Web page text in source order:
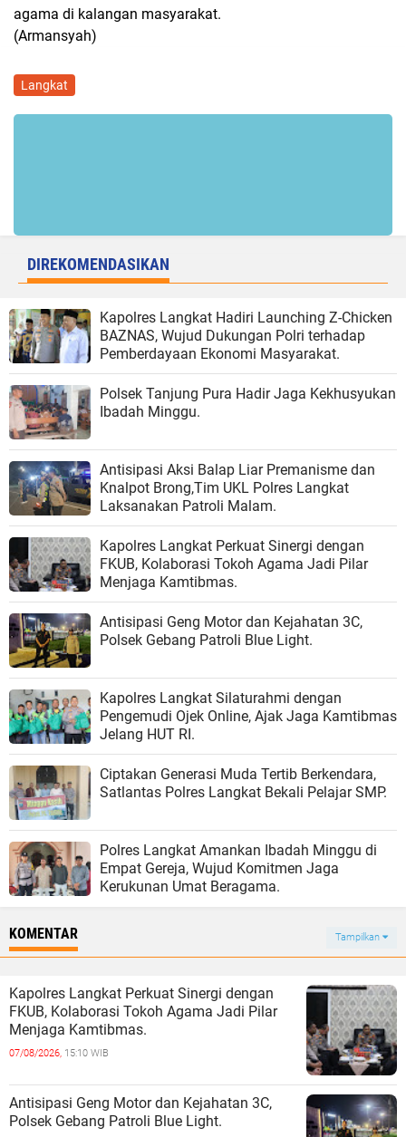
agama di kalangan masyarakat.
(Armansyah)
Langkat
DIREKOMENDASIKAN
Kapolres Langkat Hadiri Launching Z-Chicken
BAZNAS, Wujud Dukungan Polri terhadap
Pemberdayaan Ekonomi Masyarakat.
Polsek Tanjung Pura Hadir Jaga Kekhusyukan
Ibadah Minggu.
Antisipasi Aksi Balap Liar Premanisme dan
Knalpot Brong,Tim UKL Polres Langkat
Laksanakan Patroli Malam.
Kapolres Langkat Perkuat Sinergi dengan
FKUB, Kolaborasi Tokoh Agama Jadi Pilar
Menjaga Kamtibmas.
Antisipasi Geng Motor dan Kejahatan 3C,
Polsek Gebang Patroli Blue Light.
Kapolres Langkat Silaturahmi dengan
Pengemudi Ojek Online, Ajak Jaga Kamtibmas
Jelang HUT RI.
Ciptakan Generasi Muda Tertib Berkendara,
Satlantas Polres Langkat Bekali Pelajar SMP.
Polres Langkat Amankan Ibadah Minggu di
Empat Gereja, Wujud Komitmen Jaga
Kerukunan Umat Beragama.
KOMENTAR Tampilkan
Kapolres Langkat Perkuat Sinergi dengan
FKUB, Kolaborasi Tokoh Agama Jadi Pilar
Menjaga Kamtibmas.
07/08/2026, 15:10 WIB
Antisipasi Geng Motor dan Kejahatan 3C,
Polsek Gebang Patroli Blue Light.